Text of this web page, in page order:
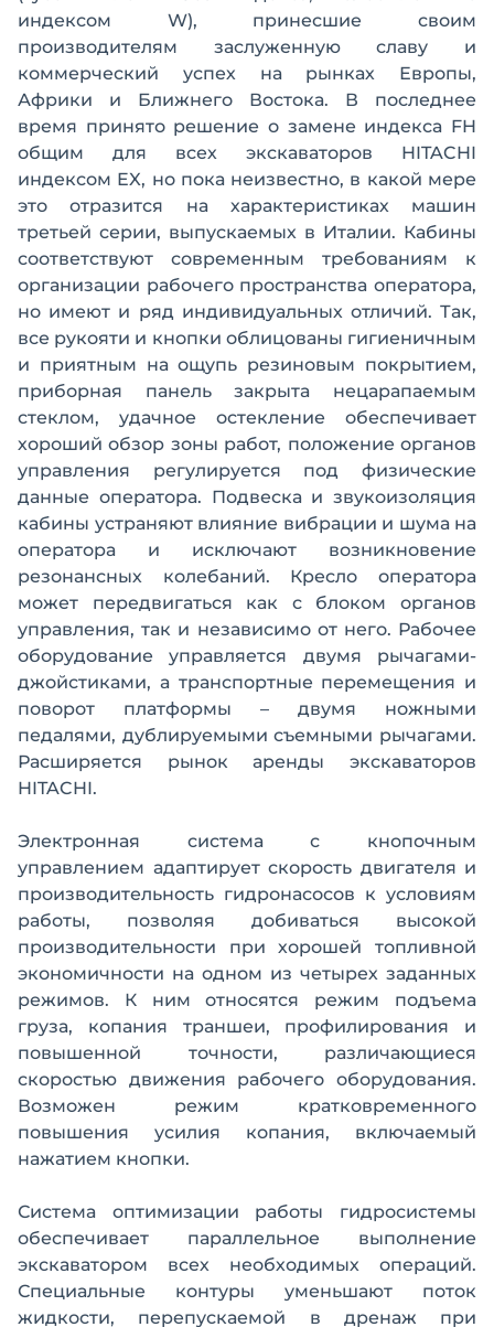
индексом W), принесшие своим
производителям заслуженную славу и
коммерческий успех на рынках Европы,
Африки и Ближнего Востока. В последнее
время принято решение о замене индекса FH
общим для всех экскаваторов HITACHI
индексом EX, но пока неизвестно, в какой мере
это отразится на характеристиках машин
третьей серии, выпускаемых в Италии. Кабины
соответствуют современным требованиям к
организации рабочего пространства оператора,
но имеют и ряд индивидуальных отличий. Так,
все рукояти и кнопки облицованы гигиеничным
и приятным на ощупь резиновым покрытием,
приборная панель закрыта нецарапаемым
стеклом, удачное остекление обеспечивает
хороший обзор зоны работ, положение органов
управления регулируется под физические
данные оператора. Подвеска и звукоизоляция
кабины устраняют влияние вибрации и шума на
оператора и исключают возникновение
резонансных колебаний. Кресло оператора
может передвигаться как с блоком органов
управления, так и независимо от него. Рабочее
оборудование управляется двумя рычагами-
джойстиками, а транспортные перемещения и
поворот платформы – двумя ножными
педалями, дублируемыми съемными рычагами.
Расширяется рынок аренды экскаваторов
HITACHI.
Электронная система с кнопочным
управлением адаптирует скорость двигателя и
производительность гидронасосов к условиям
работы, позволяя добиваться высокой
производительности при хорошей топливной
экономичности на одном из четырех заданных
режимов. К ним относятся режим подъема
груза, копания траншеи, профилирования и
повышенной точности, различающиеся
скоростью движения рабочего оборудования.
Возможен режим кратковременного
повышения усилия копания, включаемый
нажатием кнопки.
Система оптимизации работы гидросистемы
обеспечивает параллельное выполнение
экскаватором всех необходимых операций.
Специальные контуры уменьшают поток
жидкости, перепускаемой в дренаж при